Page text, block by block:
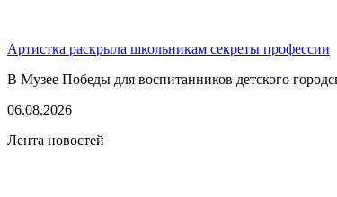
Артистка раскрыла школьникам секреты профессии
В Музее Победы для воспитанников детского
06.08.2026
Лента новостей